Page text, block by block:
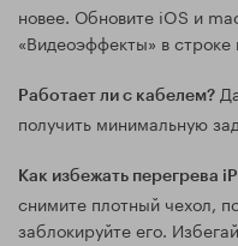
новее. Обновите iOS и
«Видеоэффекты» в
Работает ли с кабелем?
получить минимальную
Как избежать перегрева
снимите плотный чехол,
заблокируйте его.